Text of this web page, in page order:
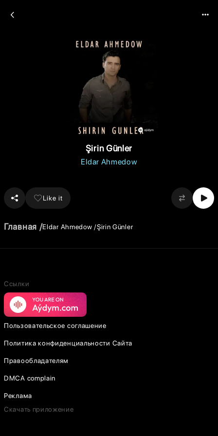
Şirin Günler
Eldar Ahmedow
Like it
Главная Eldar Ahmedow Şirin Günler
Ссылки
Пользовательское соглашение
Политика конфиденциальности Сайта
Правообладателям
DMCA complain
Реклама
Скачать приложение